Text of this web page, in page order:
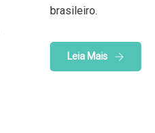
brasileiro.
Leia Mais